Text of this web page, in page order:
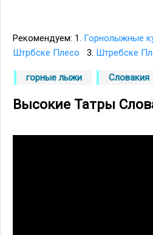
Рекомендуем: 1. Горнолыжные
Штрбске Плесо 3. Штребске
горные лыжи Словакия
Высокие Татры